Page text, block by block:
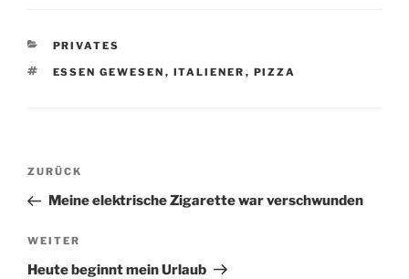
KATEGORIEN
PRIVATES
SCHLAGWÖRTER
ESSEN GEWESEN , ITALIENER , PIZZA
Beitragsnavigation
Vorheriger
Beitrag
ZURÜCK
Meine elektrische Zigarette war verschwunden
Nächster
Beitrag
WEITER
Heute beginnt mein Urlaub